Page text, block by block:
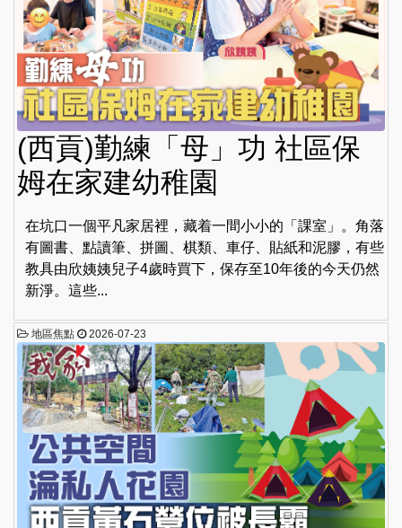
(西貢)勤練「母」功 社區保
姆在家建幼稚園
在坑口一個平凡家居裡，藏着一間小小的「課室」。角落
有圖書、點讀筆、拼圖、棋類、車仔、貼紙和泥膠，有些
教具由欣姨姨兒子4歲時買下，保存至10年後的今天仍然
新淨。這些...
地區焦點 2026-07-23